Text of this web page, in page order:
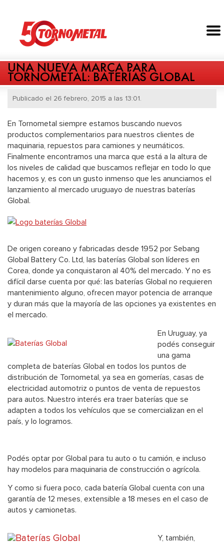
UNA NUEVA MARCA PARA
TORNOMETAL: BATERÍAS GLOBAL
Publicado el 26 febrero, 2015 a las 13:01.
En Tornometal siempre estamos buscando nuevos
productos complementarios para nuestros clientes de
maquinaria, repuestos para camiones y neumáticos.
Finalmente encontramos una marca que está a la altura de
los niveles de calidad que buscamos reflejar en todo lo que
hacemos y, es con un gusto inmenso que les anunciamos el
lanzamiento al mercado uruguayo de nuestras baterías
Global.
De origen coreano y fabricadas desde 1952 por Sebang
Global Battery Co. Ltd, las baterías Global son líderes en
Corea, donde ya conquistaron al 40% del mercado. Y no es
difícil darse cuenta por qué: las baterías Global no requieren
mantenimiento alguno, ofrecen mayor potencia de arranque
y duran más que la mayoría de las opciones ya existentes en
el mercado.
En Uruguay, ya
podés conseguir
una gama
completa de baterías Global en todos los puntos de
distribución de Tornometal, ya sea en gomerías, casas de
electricidad automotriz o puntos de venta de repuestos
para autos. Nuestro interés era traer baterías que se
adapten a todos los vehículos que se comercializan en el
país, y lo logramos.
Podés optar por Global para tu auto o tu camión, e incluso
hay modelos para maquinaria de construcción o agrícola.
Y como si fuera poco, cada batería Global cuenta con una
garantía de 12 meses, extensible a 18 meses en el caso de
autos y camionetas.
Y, también,